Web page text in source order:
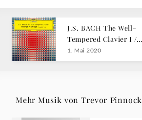
J.S. BACH The Well-
Tempered Clavier I /
Pinnock
1. Mai 2020
Mehr Musik von Trevor Pinnock